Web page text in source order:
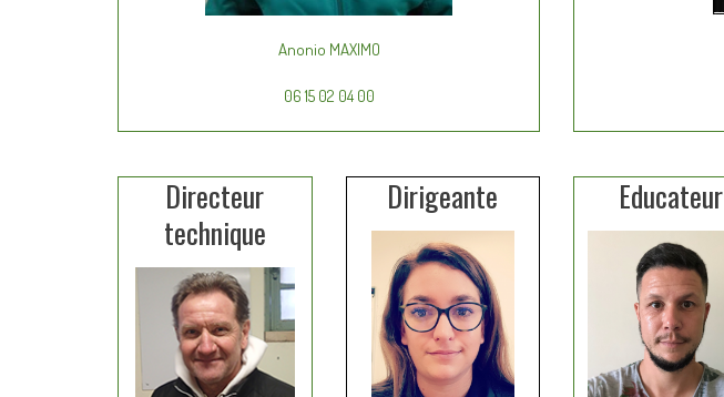
Anonio MAXIMO
06 15 02 04 00
Directeur
technique
Dirigeante Educateur